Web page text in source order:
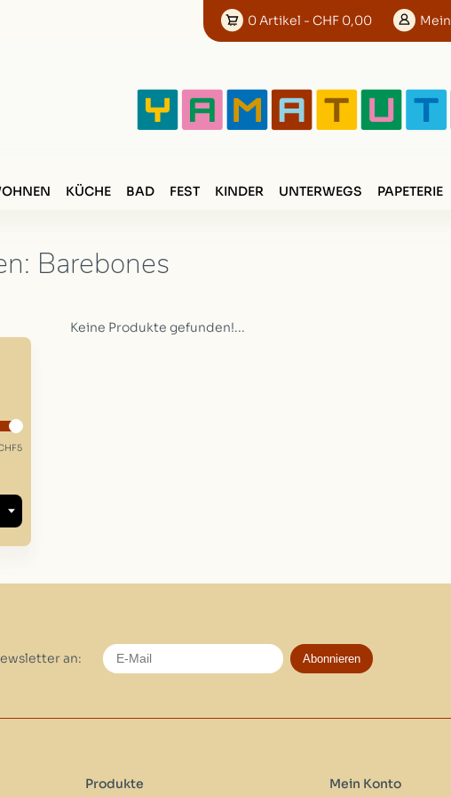
0Artikel - CHF 0,00 Mein
KÜCHE BAD FEST KINDER UNTERWEGS PAPETERIE
Barebones
5
Keine Produkte gefunden!...
an: Abonnieren
Produkte
Mein Konto